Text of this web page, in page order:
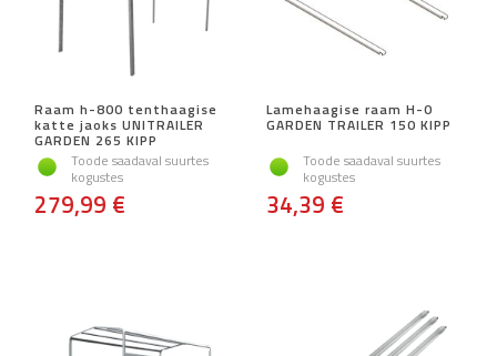
Raam h-800 tenthaagise
katte jaoks UNITRAILER
GARDEN 265 KIPP
Toode saadaval suurtes
kogustes
279,99 €
Lamehaagise raam H-0
GARDEN TRAILER 150 KIPP
Toode saadaval suurtes
kogustes
34,39 €